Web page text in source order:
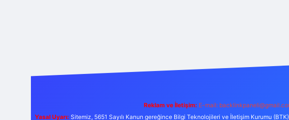
Reklam ve İletişim: E-mail:
Yasal Uyarı: Sitemiz, 5651 Sayılı Kanun gereğince Bilgi Teknolojileri ve İletişim Kurumu